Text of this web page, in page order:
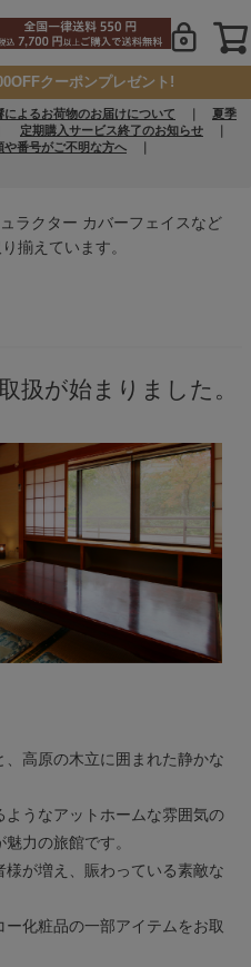
クーポンプレゼント!
よるお荷物のお届けについて
夏季
定期購入サービス終了のお知らせ
や番号がご不明な方へ
ラクター カバーフェイスなど
揃えています。
が始まりました。
高原の木立に囲まれた静かな
うなアットホームな雰囲気の
力の旅館です。
が増え、賑わっている素敵な
化粧品の一部アイテムをお取